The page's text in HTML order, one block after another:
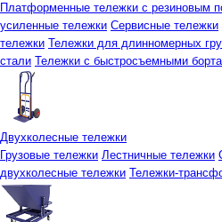
Платформенные тележки с резиновым
усиленные тележки Сервисные тележки
тележки Тележки для длинномерных
стали Тележки с быстросъемными
Двухколесные тележки
Грузовые тележки Лестничные тележки
двухколесные тележки Тележки-